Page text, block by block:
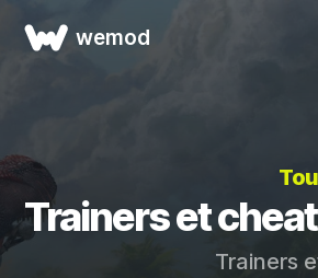
wemod
Trainers et
Trainers